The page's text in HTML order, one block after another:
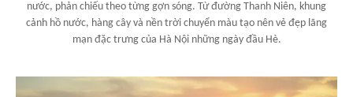
nước, phản chiếu theo từng gợn sóng. Từ đường Thanh Niên, khung
cảnh hồ nước, hàng cây và nền trời chuyển màu tạo nên vẻ đẹp lãng
mạn đặc trưng của Hà Nội những ngày đầu Hè.